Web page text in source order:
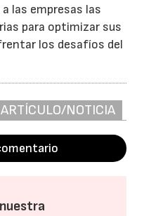
las empresas las
para optimizar sus
los desafíos del
NOTICIA